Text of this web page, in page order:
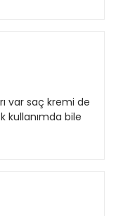
var saç kremi de
kullanımda bile